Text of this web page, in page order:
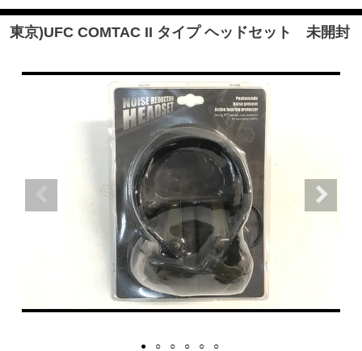
東京)UFC COMTAC II タイプ ヘッドセット 未開封